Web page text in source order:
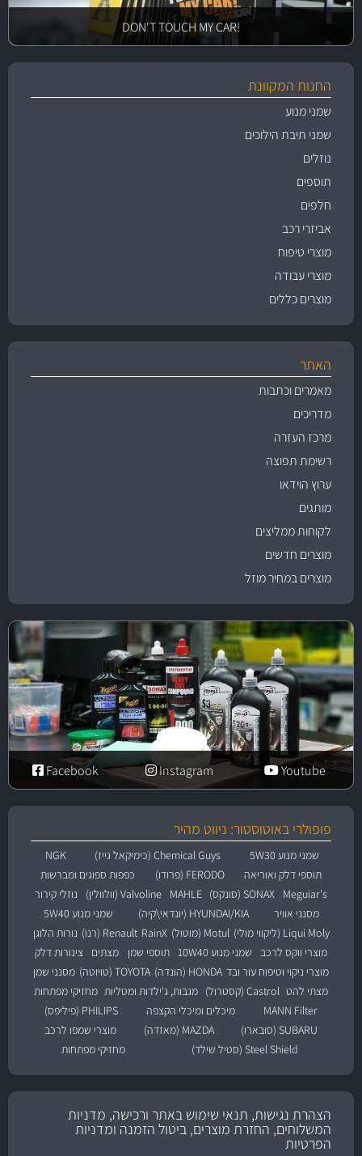
!DON'T TOUCH MY CAR
החנות המקוונת
שמני מנוע
שמני תיבת הילוכים
נוזלים
תוספים
חלפים
אביזרי רכב
מוצרי טיפוח
מוצרי עבודה
מוצרים כללים
האתר
מאמרים וכתבות
מדריכים
מרכז העזרה
רשימת תפוצה
ערוץ הוידאו
מותגים
לקוחות ממליצים
מוצרים חדשים
מוצרים במחיר מוזל
Youtube
Instagram
Facebook
פופולרי באוטוסטור: ניווט מהיר
שמני מנוע 5W30 Chemical Guys (כימיקאל גייז)
NGK
תוספי דלק ואוריאה
FERODO (פרודו)
כפפות ספוגים ומברשות
Meguiar's
SONAX (סונקס) MAHLE Valvoline (וולוולין)
נוזלי קירור
מסנני אוויר
HYUNDAI/KIA (יונדאי\קיה)
שמני מנוע 5W40
Liqui Moly (ליקווי מולי)
Motul (מוטול) RainX Renault (רנו)
נורות הלוגן
מוצרי ווקס לרכב
שמני מנוע 10W40 תוספי שמן מצתים
צינורות דלק
מוצרי ניקוי וטיפוח עור ובד HONDA (הונדה) TOYOTA (טויוטה)
מסנני שמן
מצתי להט Castrol (קסטרול) מגבות, ג'ילדות ומטליות מחזיקי מפתחות
MANN Filter
מיכלים ומיכלי הקצפה
PHILIPS (פיליפס)
SUBARU (סובארו)
MAZDA (מאזדה)
מוצרי שמפו לרכב
Steel Shield (סטיל שילד)
מחזיקי מפתחות
הצהרת נגישות, תנאי שימוש באתר ורכישה, מדניות
המשלוחים, החזרת מוצרים, ביטול הזמנה ומדניות
הפרטיות